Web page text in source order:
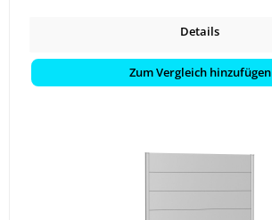
Details
Zum Vergleich hinzufügen